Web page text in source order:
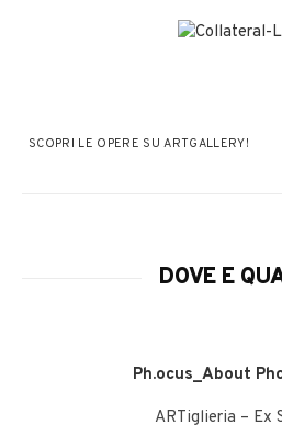
SCOPRI LE OPERE SU ARTGALLERY!
DOVE E
Ph.ocus_About
ARTiglieria – Ex